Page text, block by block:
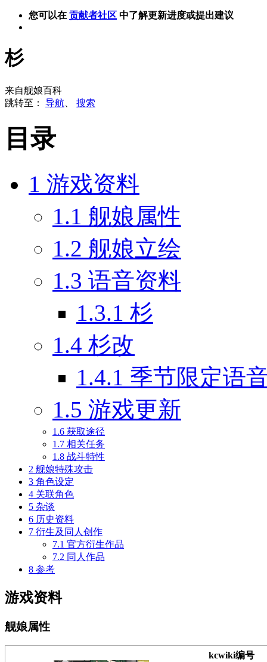
您可以在 贡献者社区 中了解更新进度或提出建议
杉
来自舰娘百科
跳转至： 导航 搜索
目录
1 游戏资料
1.1 舰娘属性
1.2 舰娘立绘
1.3 语音资料
1.3.1 杉
1.4 杉改
1.4.1 季节限定语
1.5 游戏更新
1.6 获取途径
1.7 相关任务
1.8 战斗特性
2 舰娘特殊攻击
3 角色设定
4 关联角色
5 杂谈
6 历史资料
7 衍生及同人创作
7.1 官方衍生作品
7.2 同人作品
8 参考
游戏资料
舰娘属性
kcwiki编号